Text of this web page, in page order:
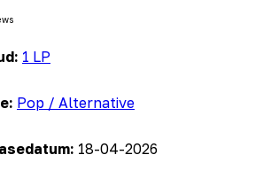
1 LP
Pop / Alternative
18-04-2026